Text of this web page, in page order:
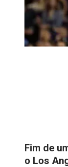
Fim de
o Los